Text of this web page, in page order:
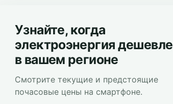
Узнайте, когда
электроэнергия дешевле
в вашем регионе
Смотрите текущие и предстоящие
почасовые цены на смартфоне.